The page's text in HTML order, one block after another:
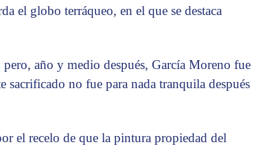
el globo terráqueo, en el que se destaca
año y medio después, García Moreno fue
no fue para nada tranquila después
el recelo de que la pintura propiedad del